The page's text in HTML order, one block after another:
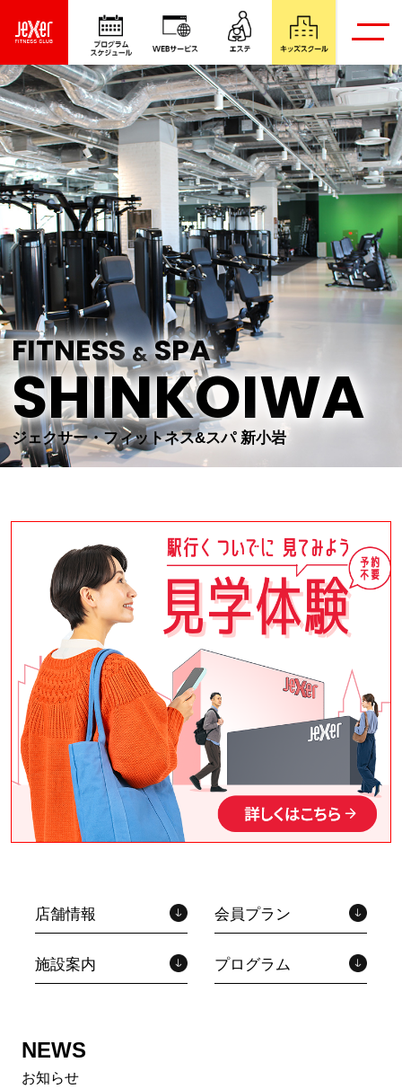
FITNESS & SPA
SHINKOIWA
ジェクサー・フィットネス&スパ 新小岩
店舗情報 会員プラン
施設案内 プログラム
NEWS
お知らせ